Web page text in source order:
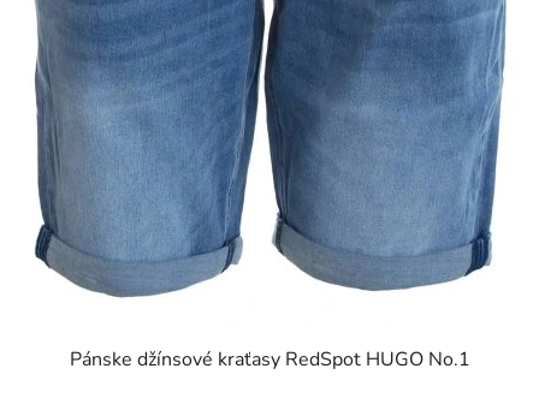
Pánske džínsové kraťasy RedSpot HUGO No.1